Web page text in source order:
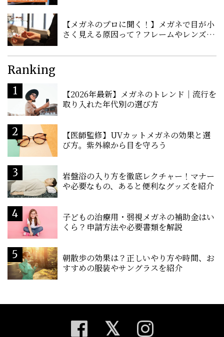
【メガネのプロに聞く！】メガネで目が小
さく見える原因って？フレームやレンズの
Ranking
【2026年最新】メガネのトレンド｜流行を
取り入れた年代別の選び方
【医師監修】UVカットメガネの効果と選
び方。紫外線から目を守ろう
岩盤浴の入り方を徹底レクチャー！マナー
や必要なもの、あると便利なグッズを紹介
子どもの治療用・弱視メガネの補助金はい
くら？申請方法や必要書類を解説
朝散歩の効果は？正しいやり方や時間、お
すすめの服装やサングラスを紹介